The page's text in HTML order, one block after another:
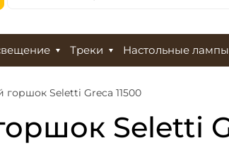
Треки Настольные лампы
горшок Seletti Greca 11500
Seletti